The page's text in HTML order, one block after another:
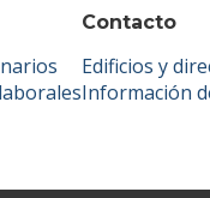
Contacto
Edificios y
Información